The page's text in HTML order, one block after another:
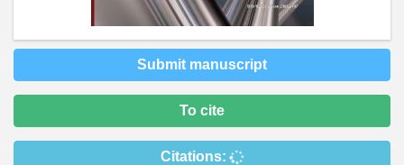
Submit manuscript
To cite
Citations: